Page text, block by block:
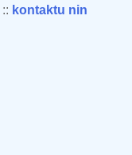
:: kontaktu nin